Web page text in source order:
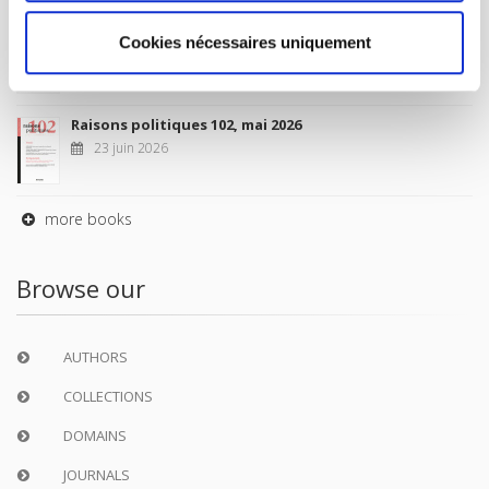
Cookies nécessaires uniquement
Sociétés contemporaines 139, 2025
6 juil. 2026
Raisons politiques 102, mai 2026
23 juin 2026
more books
Browse our
AUTHORS
COLLECTIONS
DOMAINS
JOURNALS